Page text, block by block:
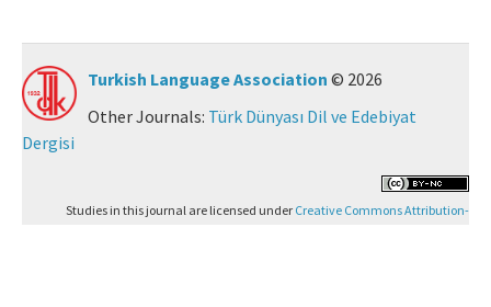
Turkish Language Association © 2026
Other Journals: Türk Dünyası Dil ve Edebiyat
Dergisi
Studies in this journal are licensed under Creative Commons Attribution-